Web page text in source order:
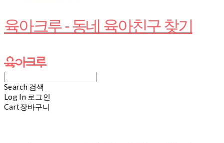
육아크루 - 동네 육아친구 찾기
Search 검색
Log In 로그인
Cart장바구니